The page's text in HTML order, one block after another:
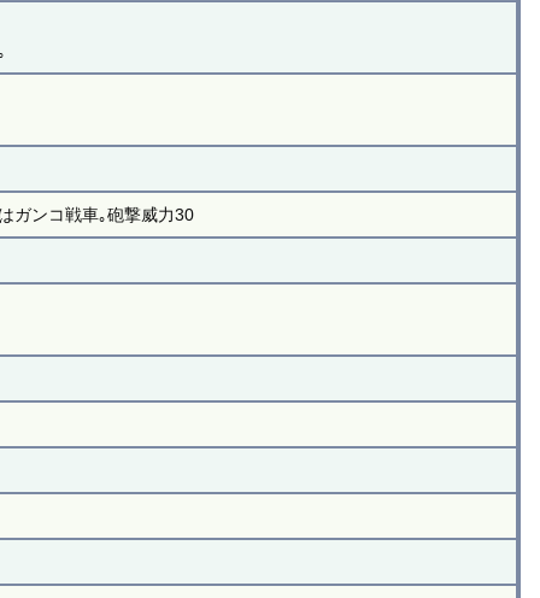
ガンコ戦車｡砲撃威力30